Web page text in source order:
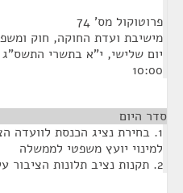
פרוטוקול מס' 74
מישיבת ועדת החוקה, חוק
10:00
סדר היום
1. בחירת נציג הכנסת לוועדה
למינוי יועץ משפטי לממשלה
2. תקנות נציב תלונות הציבור על שופטים, התשס"ג-2003